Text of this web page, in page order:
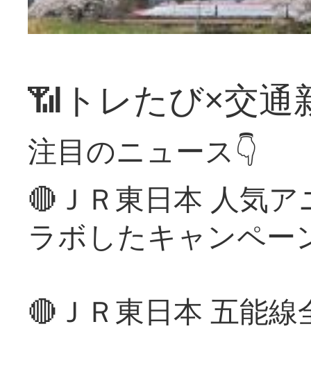
📶トレたび×交通
注目のニュース👇
🔴ＪＲ東日本 人気
ラボしたキャンペー
🔴ＪＲ東日本 五能